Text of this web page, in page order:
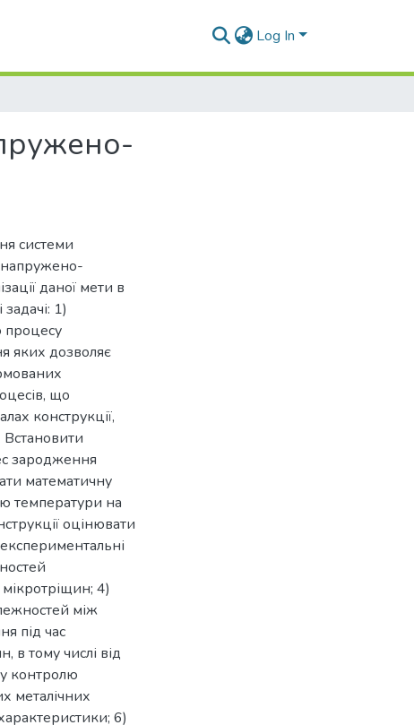
Log In
системи
даної мети в
1)
процесу
яких дозволяє
що
конструкції,
зародження
математичну
температури на
оцінювати
4)
між
під час
в тому числі від
контролю
металічних
6)